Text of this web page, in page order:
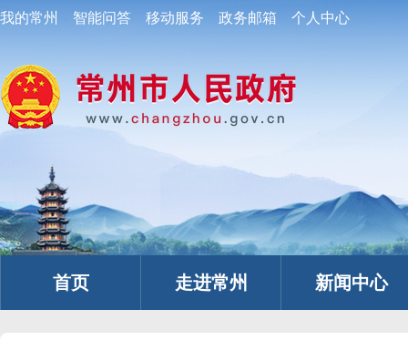
我的常州 智能问答 移动服务 政务邮箱 个人中心
首页 走进常州 新闻中心